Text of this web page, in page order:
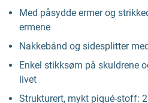
Med påsydde ermer og
ermene
Nakkebånd og sidesplitter
Enkel stikksøm på skuldrene
livet
Strukturert, mykt piqué-stoff: